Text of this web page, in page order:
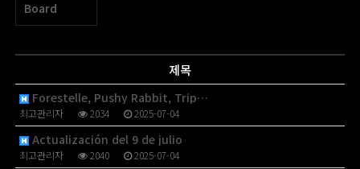
Board
제목
Forestelle, Pushy Rabbit, Trip…
최고관리자 2034 2025-07-04
Actualización del 9 de julio
최고관리자 2040 2025-07-04